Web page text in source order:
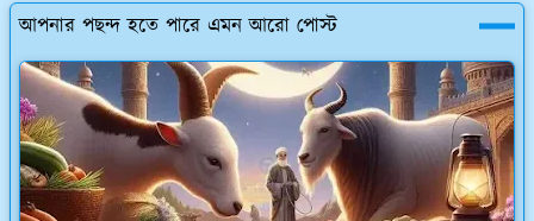
আপনার পছন্দ হতে পারে এমন আরো পোস্ট